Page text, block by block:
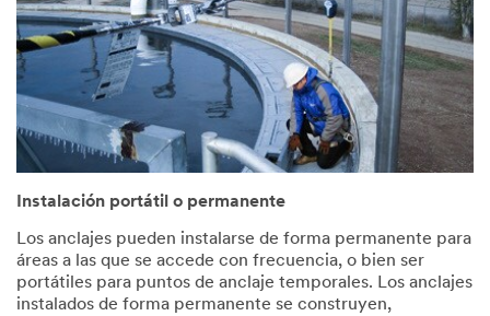
Instalación portátil o permanente
Los anclajes pueden instalarse de forma permanente para
áreas a las que se accede con frecuencia, o bien ser
portátiles para puntos de anclaje temporales. Los anclajes
instalados de forma permanente se construyen,